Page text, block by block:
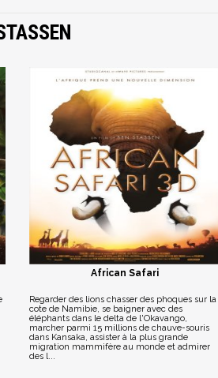
African Safari
Regarder des lions chasser des phoques sur la
cote de Namibie, se baigner avec des
éléphants dans le delta de l'Okavango,
marcher parmi 15 millions de chauve-souris
dans Kansaka, assister à la plus grande
migration mammifère au monde et admirer
des l...